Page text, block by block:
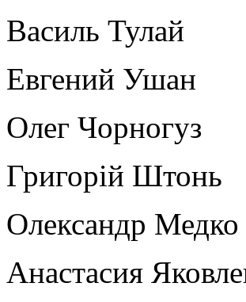
Василь Тулай
Евгений Ушан
Олег Чорногуз
Григорій Штонь
Олександр Медко
Анастасия